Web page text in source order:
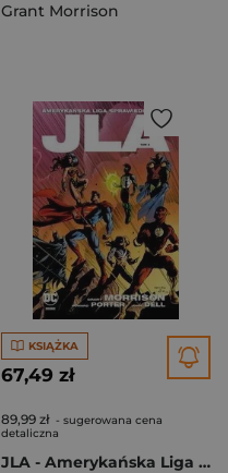
Grant Morrison
KSIĄŻKA
67,49 zł
89,99 zł - sugerowana cena
detaliczna
JLA - Amerykańska Liga Sprawiedliwości Tom 3